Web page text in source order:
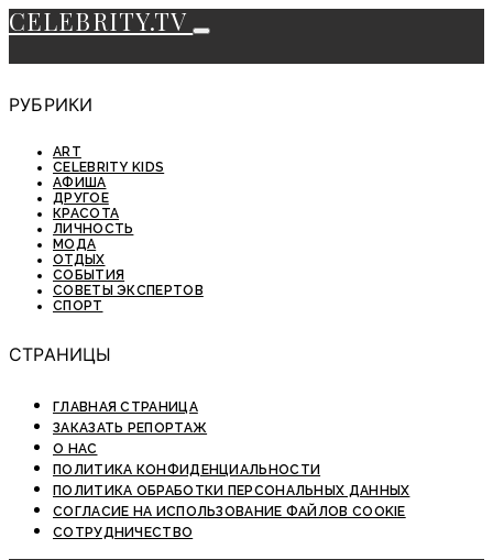
CELEBRITY.TV
РУБРИКИ
ART
CELEBRITY KIDS
АФИША
ДРУГОЕ
КРАСОТА
ЛИЧНОСТЬ
МОДА
ОТДЫХ
СОБЫТИЯ
СОВЕТЫ ЭКСПЕРТОВ
СПОРТ
СТРАНИЦЫ
ГЛАВНАЯ СТРАНИЦА
ЗАКАЗАТЬ РЕПОРТАЖ
О НАС
ПОЛИТИКА КОНФИДЕНЦИАЛЬНОСТИ
ПОЛИТИКА ОБРАБОТКИ ПЕРСОНАЛЬНЫХ ДАННЫХ
СОГЛАСИЕ НА ИСПОЛЬЗОВАНИЕ ФАЙЛОВ COOKIE
СОТРУДНИЧЕСТВО